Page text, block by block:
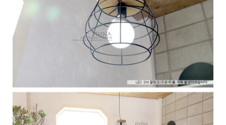
이코 라이프 하